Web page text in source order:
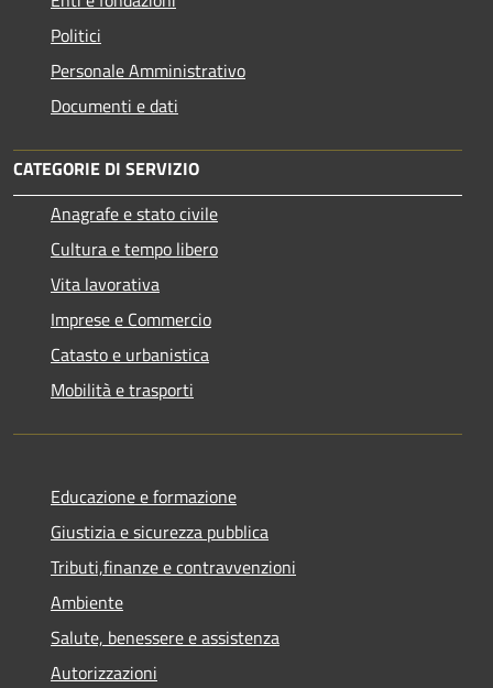
Politici
Personale Amministrativo
Documenti e dati
CATEGORIE DI SERVIZIO
Anagrafe e stato civile
Cultura e tempo libero
Vita lavorativa
Imprese e Commercio
Catasto e urbanistica
Mobilità e trasporti
Educazione e formazione
Giustizia e sicurezza pubblica
Tributi,finanze e contravvenzioni
Ambiente
Salute, benessere e assistenza
Autorizzazioni